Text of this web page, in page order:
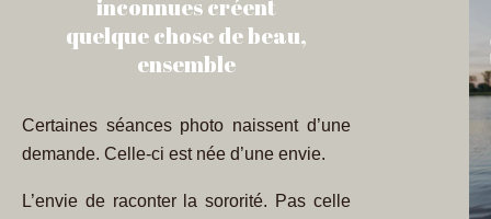
inconnues créent
quelque chose de beau,
ensemble
Certaines séances photo naissent d’une
demande. Celle-ci est née d’une envie.
L’envie de raconter la sororité. Pas celle